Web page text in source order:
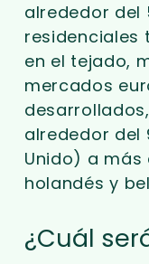
alrededor del
residenciales
en el tejado,
mercados
alrededor del
Unido) a más
holandés y
¿Cuál